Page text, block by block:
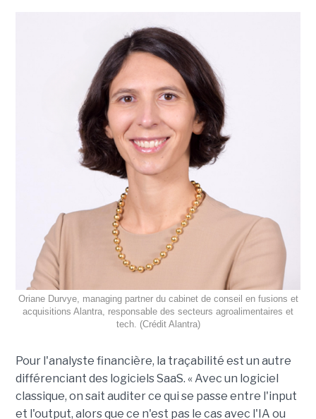
Oriane Durvye, managing partner du cabinet de conseil en fusions et
acquisitions Alantra, responsable des secteurs agroalimentaires et
tech. (Crédit Alantra)
Pour l'analyste financière, la traçabilité est un autre
différenciant des logiciels SaaS. « Avec un logiciel
classique, on sait auditer ce qui se passe entre l'input
et l'output, alors que ce n'est pas le cas avec l'IA ou